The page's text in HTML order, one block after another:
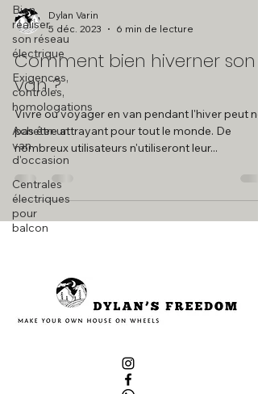
Bien
réaliser
son réseau
électrique
Exigences,
contrôles,
homologations
Acheter un
van
d'occasion
Centrales
électriques
pour
balcon
Dylan Varin
5 déc. 2023
6 min de lecture
Comment bien hiverner son
van ?
Vivre ou voyager en van pendant l'hiver peut ne
pas être attrayant pour tout le monde. De
nombreux utilisateurs n'utiliseront leur...